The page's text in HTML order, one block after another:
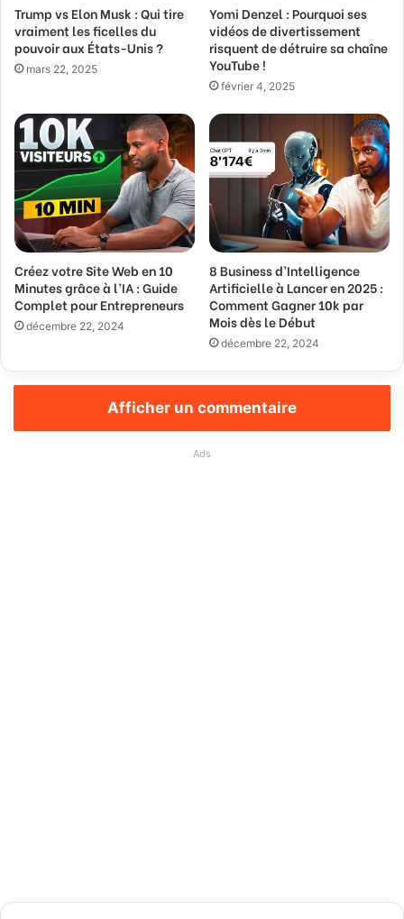
e
E
m
a
Trump vs Elon Musk : Qui tire
vraiment les ficelles du
pouvoir aux États-Unis ?
mars 22, 2025
Yomi Denzel : Pourquoi ses
vidéos de divertissement
risquent de détruire sa chaîne
YouTube !
février 4, 2025
Créez votre Site Web en 10
Minutes grâce à l’IA : Guide
Complet pour Entrepreneurs
décembre 22, 2024
8 Business d’Intelligence
Artificielle à Lancer en 2025 :
Comment Gagner 10k par
Mois dès le Début
décembre 22, 2024
Afficher un commentaire
Ads